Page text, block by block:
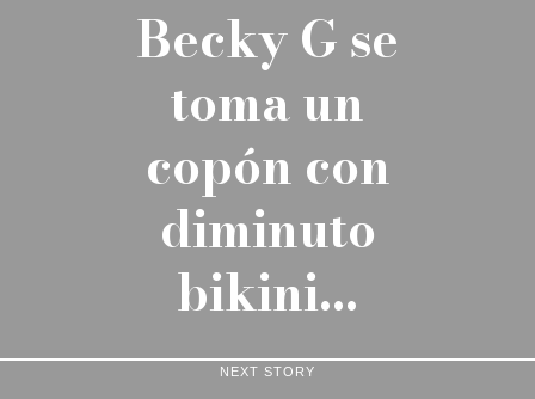
Becky G se
toma un
copón con
diminuto
bikini…
NEXT STORY